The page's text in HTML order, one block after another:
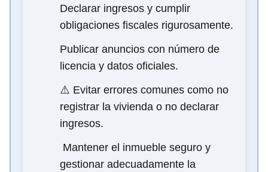
Declarar ingresos y cumplir
obligaciones fiscales rigurosamente.
Publicar anuncios con número de
licencia y datos oficiales.
⚠️ Evitar errores comunes como no
registrar la vivienda o no declarar
ingresos.
️ Mantener el inmueble seguro y
gestionar adecuadamente la